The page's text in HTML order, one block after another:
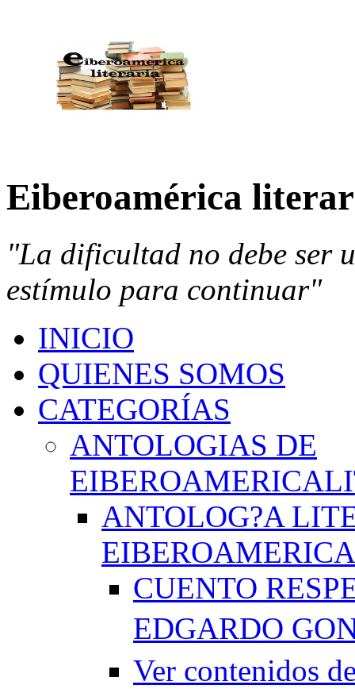
Eiberoamérica
"La dificultad no debe ser
estímulo para continuar"
INICIO
QUIENES SOMOS
CATEGORÍAS
ANTOLOGIAS DE
ANTOLOG?A
CUENTO
EDGARDO
Ver contenidos